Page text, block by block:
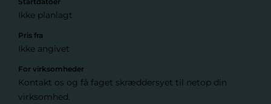
Ikke planlagt
Pris fra
Ikke angivet
For virksomheder
Kontakt os og få faget skræddersyet til netop din
virksomhed.